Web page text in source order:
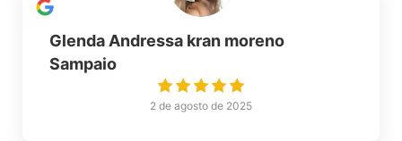
Glenda Andressa kran moreno
Sampaio
2 de agosto de 2025